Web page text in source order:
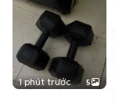
1 phút trước 5